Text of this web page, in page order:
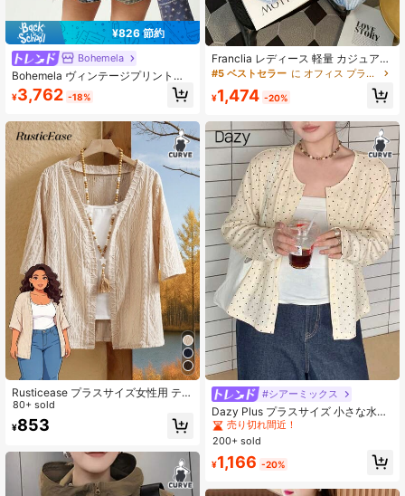
¥826 節約
Bohemela
Bohemela ヴィンテージプリントビ
ッグサイズルーズカジュアルバケー
ションジャケット
¥3,762 -18%
Rusticease プラスサイズ女性用 テク
スチャー幾何学柄 七分袖カジュアル
ジャケット、夏、バケーション、ホ
リデーボヘミアン、秋
80+ sold
¥853
Franclia レディース 軽量 カジュアル
フード付き ジップアップ UVカット
います
#5 ベストセラー に オフィス プラスサイズのアウターウェア
¥1,474 -20%
#シアーミックス
Dazy Plus プラスサイズ 小さな水玉
模様 ラウンドネック ボタン前開き
長袖 カジュアルカーディガン 女の子
#2 ベストセラー
売り切れ間近！
#2 ベストセラー
売り切れ間近！
#2 ベストセラー
売り切れ間近！
#2 ベストセラー
ニット生地 プラスサイズのアウターウェア
売り切れ間近！
200+ sold
¥1,166 -20%